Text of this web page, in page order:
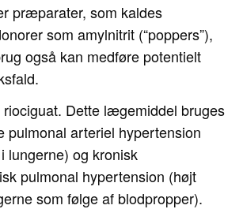
præparater, som kaldes
som amylnitrit (“poppers”),
også kan medføre potentielt
riociguat. Dette lægemiddel bruges
pulmonal arteriel hypertension
lungerne) og kronisk
pulmonal hypertension (højt
som følge af blodpropper).